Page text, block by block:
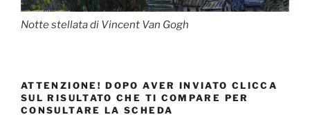
Notte stellata di Vincent Van Gogh
ATTENZIONE! DOPO AVER INVIATO CLICCA
SUL RISULTATO CHE TI COMPARE PER
CONSULTARE LA SCHEDA